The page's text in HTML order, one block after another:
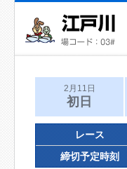
2月11日
初日
レース
締切予定時刻